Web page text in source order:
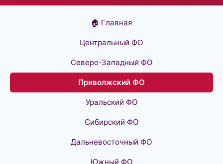
🏠 Главная
Центральный ФО
Северо-Западный ФО
Приволжский ФО
Уральский ФО
Сибирский ФО
Дальневосточный ФО
Южный ФО